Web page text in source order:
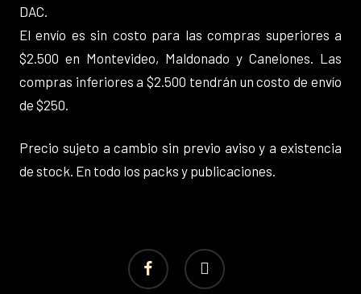
DAC.
El envío es sin costo para las compras superiores a
$2.500 en Montevideo, Maldonado y Canelones. Las
compras inferiores a $2.500 tendrán un costo de envío
de $250.
Precio sujeto a cambio sin previo aviso y a existencia
de stock. En todo los packs y publicaciones.
facebook instagram